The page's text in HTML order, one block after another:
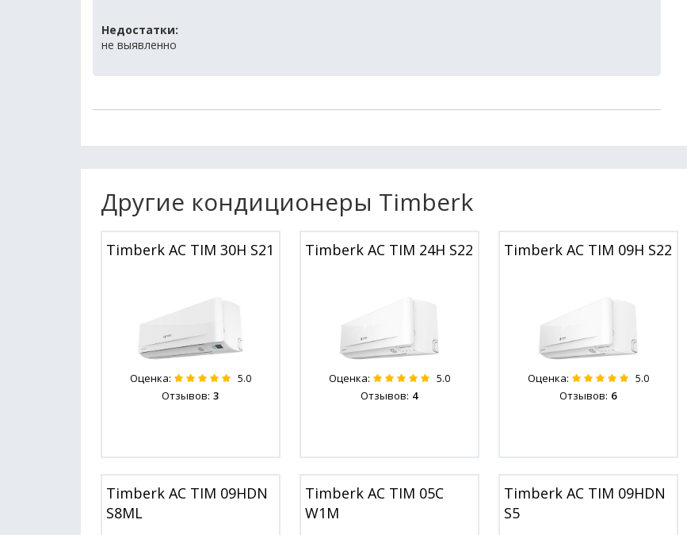
Недостатки:
не выявленно
Другие кондиционеры Timberk
Timberk AC TIM 30H S21
Оценка: 5.0
Отзывов: 3
Timberk AC TIM 24H S22
Оценка: 5.0
Отзывов: 4
Timberk AC TIM 09H S22
Оценка: 5.0
Отзывов: 6
Timberk AC TIM 09HDN
S8ML
Timberk AC TIM 05C
W1M
Timberk AC TIM 09HDN
S5